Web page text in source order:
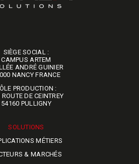
SIÈGE SOCIAL :
​​​​​​​CAMPUS ARTEM
ANDRÉ GUINIER
NANCY FRANCE
PRODUCTION :
DE CEINTREY
​​​​​​​54160 PULLIGNY
SOLUTIONS
MÉTIERS
& MARCHÉS